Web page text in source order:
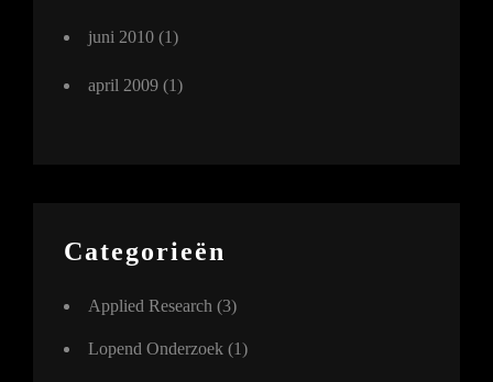
juni 2010 (1)
april 2009 (1)
Categorieën
Applied Research (3)
Lopend Onderzoek (1)